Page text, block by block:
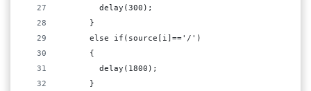
        delay(300);
      }
      else if(source[i]=='/')
      {
        delay(1800);
      }